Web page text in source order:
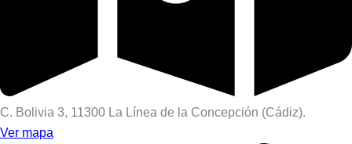
C. Bolivia 3, 11300 La Línea de la Concepción (Cádiz).
Ver mapa